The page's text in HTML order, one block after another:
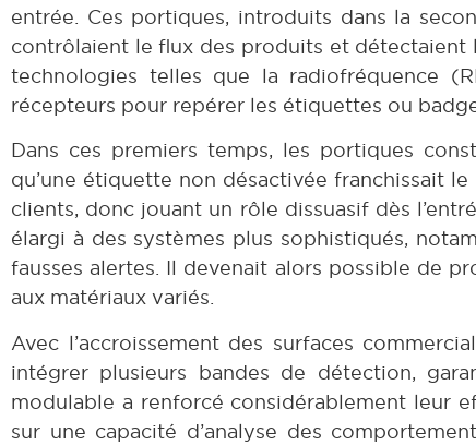
entrée. Ces portiques, introduits dans la
contrôlaient le flux des produits et
technologies telles que la radiofréquence
récepteurs pour repérer les étiquettes ou
Dans ces premiers temps, les portiques
qu’une étiquette non désactivée franchissait
clients, donc jouant un rôle dissuasif dès
élargi à des systèmes plus sophistiqués,
fausses alertes. Il devenait alors possible de
aux matériaux variés.
Avec l’accroissement des surfaces
intégrer plusieurs bandes de détection,
modulable a renforcé considérablement leur
sur une capacité d’analyse des